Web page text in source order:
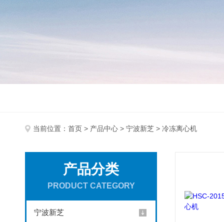
当前位置： 首页 > 产品中心 > 宁波新芝 > 冷冻离心机
产品分类
PRODUCT CATEGORY
宁波新芝